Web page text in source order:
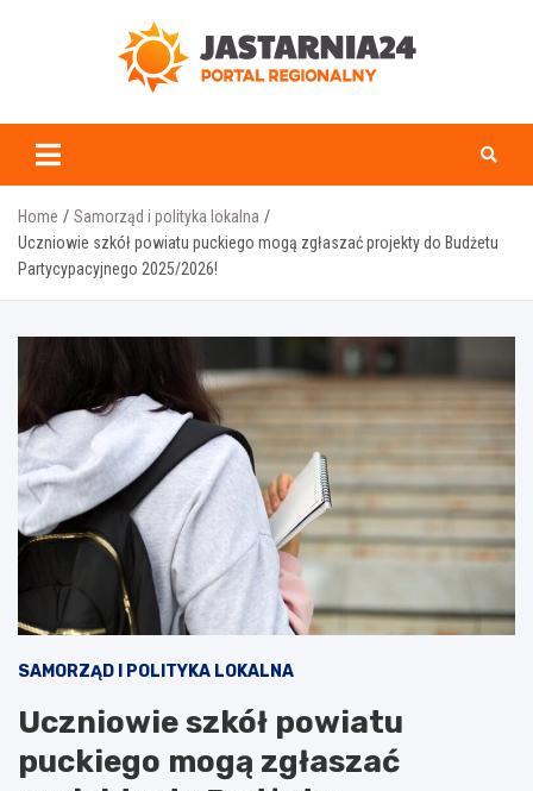
jastarnia24.pl
Home
Samorząd i polityka lokalna
Uczniowie szkół powiatu puckiego mogą zgłaszać projekty do Budżetu
Partycypacyjnego 2025/2026!
SAMORZĄD I POLITYKA LOKALNA
Uczniowie szkół powiatu
puckiego mogą zgłaszać